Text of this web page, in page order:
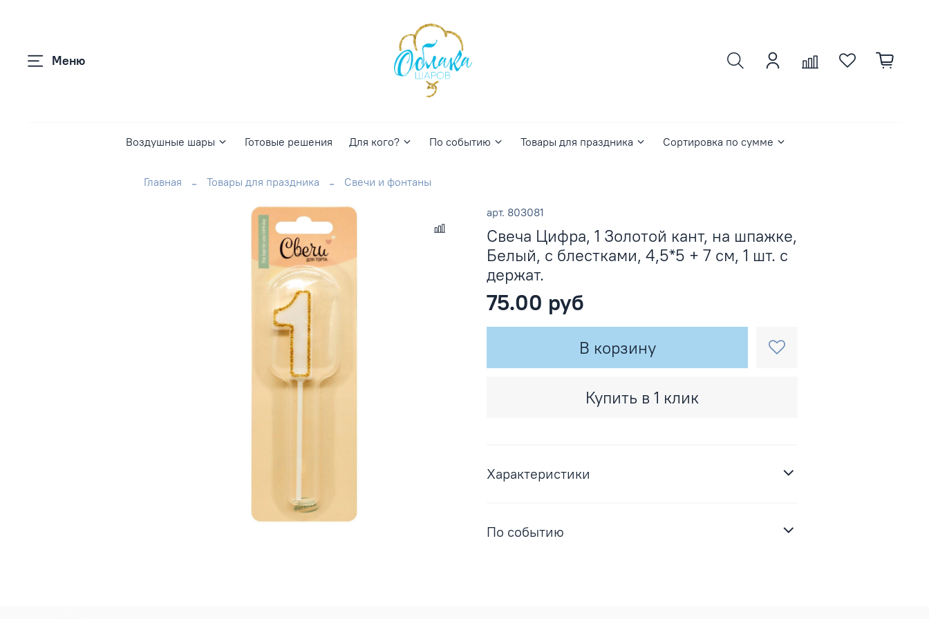
Меню
Воздушные шары Готовые решения Для кого? По событию Товары для праздника Сортировка по сумме
Главная Товары для праздника Свечи и фонтаны
арт. 803081
Свеча Цифра, 1 Золотой кант, на шпажке,
Белый, с блестками, 4,5*5 + 7 см, 1 шт. с
держат.
75.00 руб
В корзину
Купить в 1 клик
Характеристики
По событию